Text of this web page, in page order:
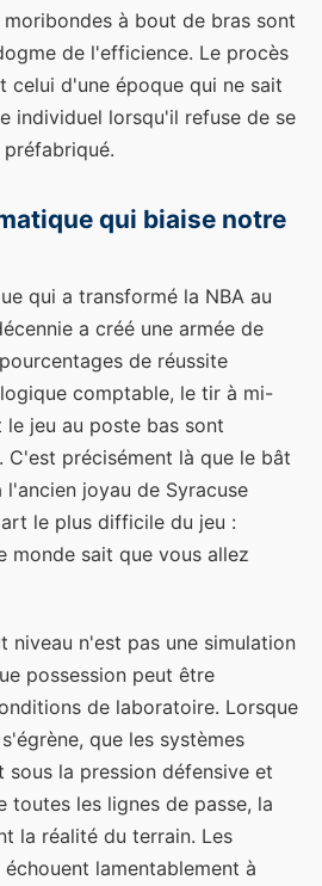
à bout de bras sont
de l'efficience. Le procès
celui d'une époque qui ne sait
individuel lorsqu'il refuse de se
qui biaise notre
qui a transformé la NBA au
a créé une armée de
de réussite
comptable, le tir à mi-
jeu au poste bas sont
C'est précisément là que le bât
l'ancien joyau de Syracuse
le plus difficile du jeu :
monde sait que vous allez
niveau n'est pas une simulation
possession peut être
de laboratoire. Lorsque
que les systèmes
la pression défensive et
toutes les lignes de passe, la
la réalité du terrain. Les
lamentablement à